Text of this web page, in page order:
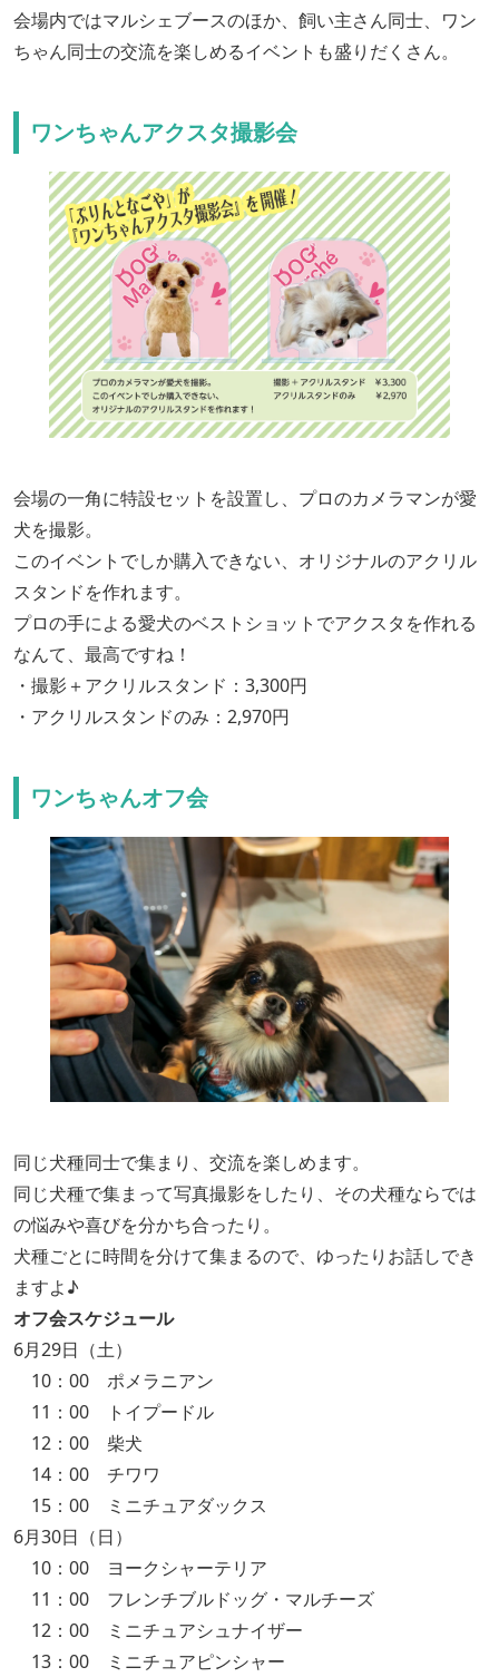
会場内ではマルシェブースのほか、飼い主さん同士、ワン
ちゃん同士の交流を楽しめるイベントも盛りだくさん。
ワンちゃんアクスタ撮影会
会場の一角に特設セットを設置し、プロのカメラマンが愛
犬を撮影。
このイベントでしか購入できない、オリジナルのアクリル
スタンドを作れます。
プロの手による愛犬のベストショットでアクスタを作れる
なんて、最高ですね！
・撮影＋アクリルスタンド：3,300円
・アクリルスタンドのみ：2,970円
ワンちゃんオフ会
同じ犬種同士で集まり、交流を楽しめます。
同じ犬種で集まって写真撮影をしたり、その犬種ならでは
の悩みや喜びを分かち合ったり。
犬種ごとに時間を分けて集まるので、ゆったりお話しでき
ますよ♪
オフ会スケジュール
6月29日（土）
10：00 ポメラニアン
11：00 トイプードル
12：00 柴犬
14：00 チワワ
15：00 ミニチュアダックス
6月30日（日）
10：00 ヨークシャーテリア
11：00 フレンチブルドッグ・マルチーズ
12：00 ミニチュアシュナイザー
13：00 ミニチュアピンシャー